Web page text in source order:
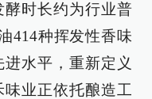
酵时长约为行业普
414种挥发性香味
水平，重新定义
业正依托酿造工